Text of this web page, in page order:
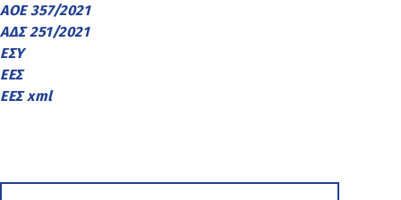
ΑΟΕ 357/2021
ΑΔΣ 251/2021
ΕΣΥ
ΕΕΣ
ΕΕΣ xml